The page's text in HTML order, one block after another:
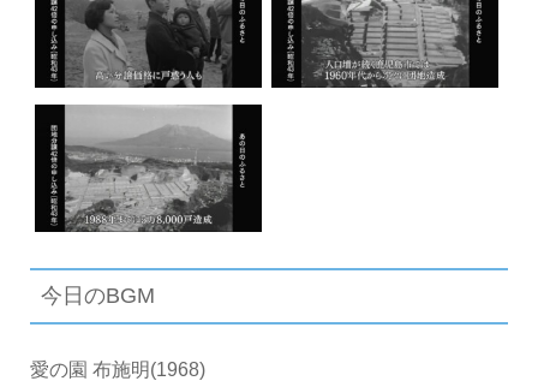
今日のBGM
愛の園 布施明(1968)